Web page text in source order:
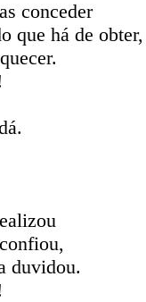
conceder
que há de obter,
duvidou.